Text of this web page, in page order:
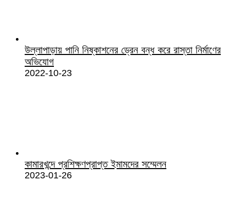
উল্লাপাড়ায় পানি নিষ্কাশনের ড্রেন বন্ধ করে রাস্তা নির্মাণের
অভিযোগ
2022-10-23
কামারখন্দে প্রশিক্ষণপ্রাপ্ত ইমামদের সম্মেলন
2023-01-26